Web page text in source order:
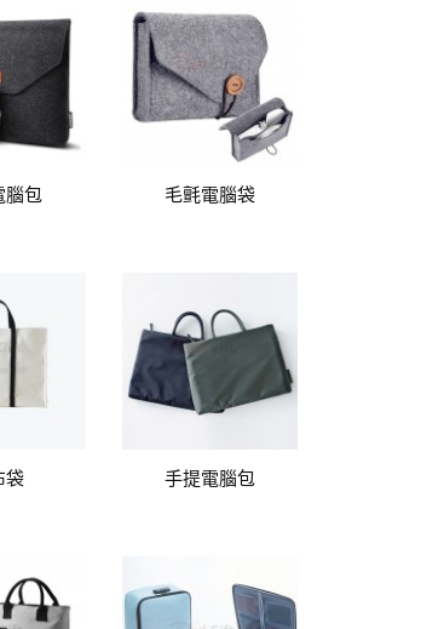
腦包 毛氈電腦袋
袋 手提電腦包